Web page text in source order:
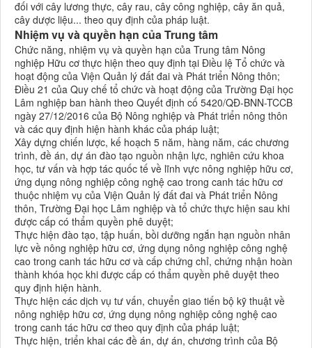
đối với cây lương thực, cây rau, cây công nghiệp, cây ăn quả,
cây dược liệu... theo quy định của pháp luật.
Nhiệm vụ và quyền hạn của Trung tâm
Chức năng, nhiệm vụ và quyền hạn của Trung tâm Nông
nghiệp Hữu cơ thực hiện theo quy định tại Điều lệ Tổ chức và
hoạt động của Viện Quản lý đất đai và Phát triển Nông thôn;
Điều 21 của Quy chế tổ chức và hoạt động của Trường Đại học
Lâm nghiệp ban hành theo Quyết định cố 5420/QĐ-BNN-TCCB
ngày 27/12/2016 của Bộ Nông nghiệp và Phát triển nông thôn
và các quy định hiện hành khác của pháp luật;
Xây dựng chiến lược, kế hoạch 5 năm, hàng năm, các chương
trình, đề án, dự án đào tạo nguồn nhận lực, nghiên cứu khoa
học, tư vấn và hợp tác quốc tế về lĩnh vực nông nghiệp hữu cơ,
ứng dụng nông nghiệp công nghệ cao trong canh tác hữu cơ
thuộc nhiệm vụ của Viện Quản lý đất đai và Phát triển Nông
thôn, Trường Đại học Lâm nghiệp và tổ chức thực hiện sau khi
được cấp có thẩm quyền phê duyệt;
Thực hiện đào tạo, tập huấn, bồi dưỡng ngắn hạn nguồn nhân
lực về nông nghiệp hữu cơ, ứng dụng nông nghiệp công nghệ
cao trong canh tác hữu cơ và cấp chứng chỉ, chứng nhận hoàn
thành khóa học khi được cấp có thẩm quyền phê duyệt theo
quy định hiện hành.
Thực hiện các dịch vụ tư vấn, chuyển giao tiến bộ kỹ thuật về
nông nghiệp hữu cơ, ứng dụng nông nghiệp công nghệ cao
trong canh tác hữu cơ theo quy định của pháp luật;
Thực hiện, triển khai các đề án, dự án, chương trình của Bộ